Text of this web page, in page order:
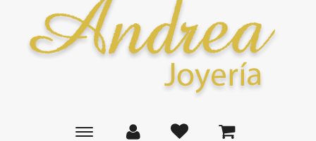
Toggle